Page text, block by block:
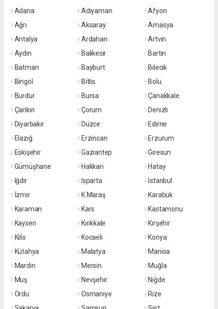
Adana Adıyaman
Afyon
Ağrı
Aksaray
Amasya
Antalya
Ardahan
Artvin
Aydın
Balıkesir
Bartın
Batman
Bayburt
Bilecik
Bingöl
Bitlis
Bolu
Burdur
Bursa
Çanakkale
Çankırı
Çorum
Denizli
Diyarbakır
Düzce
Edirne
Elazığ
Erzincan
Erzurum
Eskişehir
Gaziantep
Giresun
Gümüşhane
Hakkari
Hatay
Iğdır
Isparta
İstanbul
İzmir
K.Maraş
Karabük
Karaman
Kars
Kastamonu
Kayseri
Kırıkkale
Kırşehir
Kilis
Kocaeli
Konya
Kütahya
Malatya
Manisa
Mardin
Mersin
Muğla
Muş
Nevşehir
Niğde
Ordu
Osmaniye
Rize